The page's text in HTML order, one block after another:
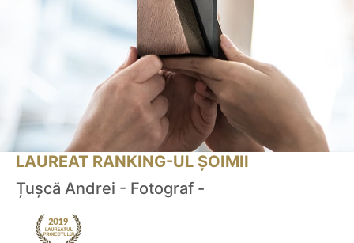
LAUREAT RANKING-UL ȘOIMII
Țușcă Andrei - Fotograf -